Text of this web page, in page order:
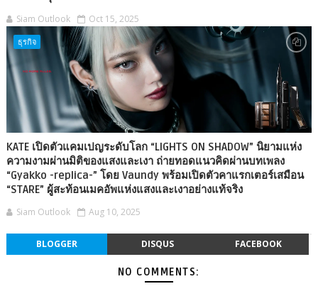
Siam Outlook Oct 15, 2025
ธุรกิจ
KATE เปิดตัวแคมเปญระดับโลก “LIGHTS ON SHADOW” นิยามแห่ง
ความงามผ่านมิติของแสงและเงา ถ่ายทอดแนวคิดผ่านบทเพลง
“Gyakko -replica-” โดย Vaundy พร้อมเปิดตัวคาแรกเตอร์เสมือน
“STARE” ผู้สะท้อนเมคอัพแห่งแสงและเงาอย่างแท้จริง
Siam Outlook Aug 10, 2025
BLOGGER DISQUS FACEBOOK
NO COMMENTS: